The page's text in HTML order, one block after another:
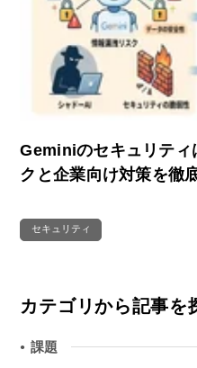
Geminiのセキュリティ
クと企業向け対策を徹
セキュリティ
カテゴリから記事を
● 課題